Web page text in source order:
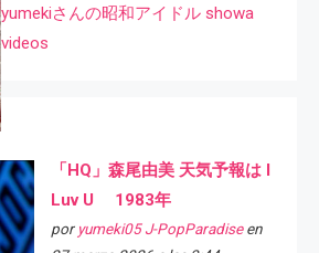
yumekiさんの昭和アイドル showa
videos
「HQ」森尾由美 天気予報は I
Luv U 1983年
por yumeki05 J-PopParadiseen